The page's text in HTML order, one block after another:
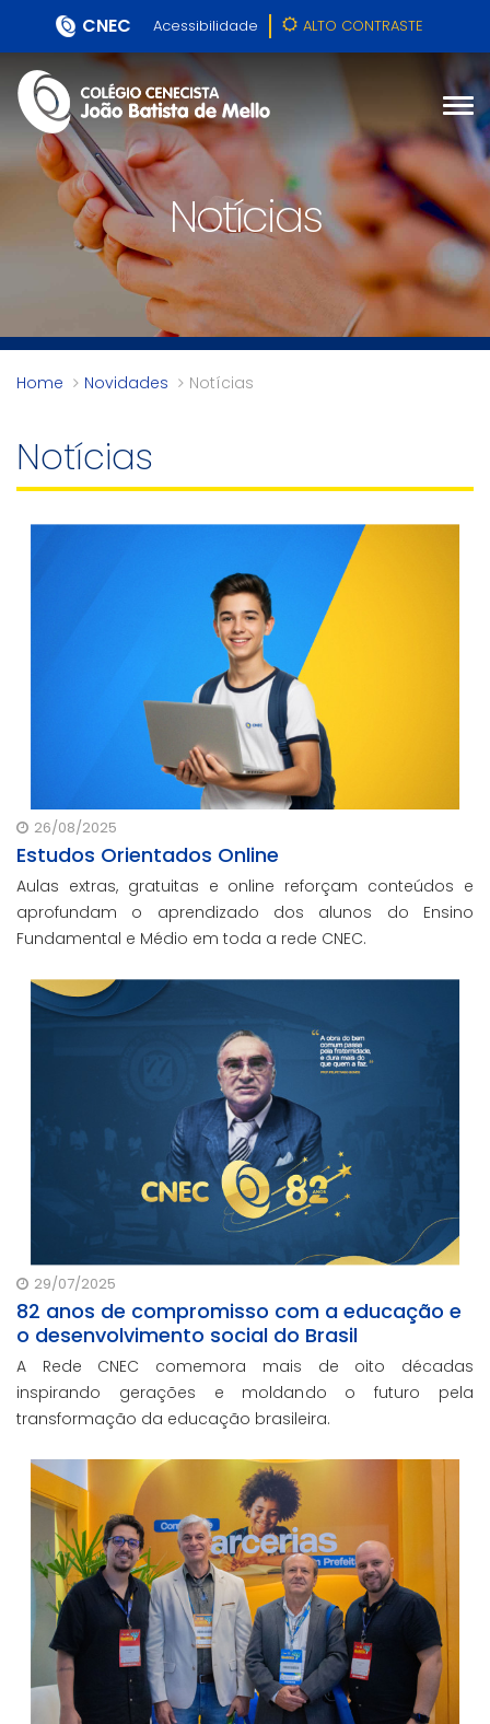
CNEC Acessibilidade ALTO CONTRASTE
Notícias
Home Novidades Notícias
Notícias
26/08/2025
Estudos Orientados Online
Aulas extras, gratuitas e online reforçam conteúdos e
aprofundam o aprendizado dos alunos do Ensino
Fundamental e Médio em toda a rede CNEC.
29/07/2025
82 anos de compromisso com a educação e
o desenvolvimento social do Brasil
A Rede CNEC comemora mais de oito décadas
inspirando gerações e moldando o futuro pela
transformação da educação brasileira.